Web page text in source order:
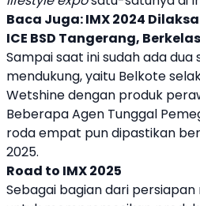
Baca Juga:IMX 2024
ICE BSD Tangerang,
Sampai saat ini sudah ada
mendukung, yaitu Belkote
Wetshine dengan produk
Beberapa Agen Tunggal
roda empat pun dipastikan
2025.
Road to IMX 2025
Sebagai bagian dari